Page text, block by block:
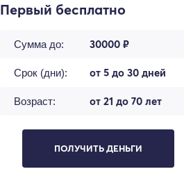
Первый бесплатно
Сумма до: 30000 ₽
Срок (дни): от 5 до 30 дней
Возраст: от 21 до 70 лет
ПОЛУЧИТЬ ДЕНЬГИ